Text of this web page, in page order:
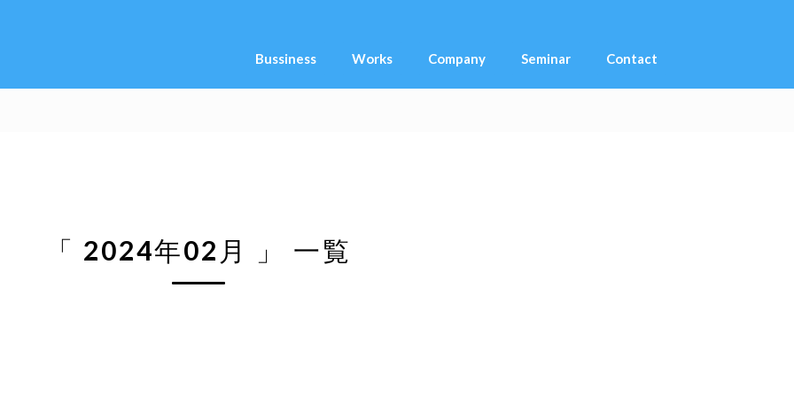
Bussiness Works Company Seminar Contact
「 2024年02月 」 一覧